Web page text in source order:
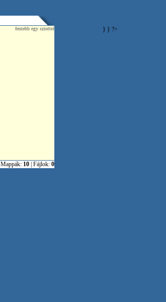
fentebb egy szinttel
Mappák: 10 | Fájlok: 0
} } ?>